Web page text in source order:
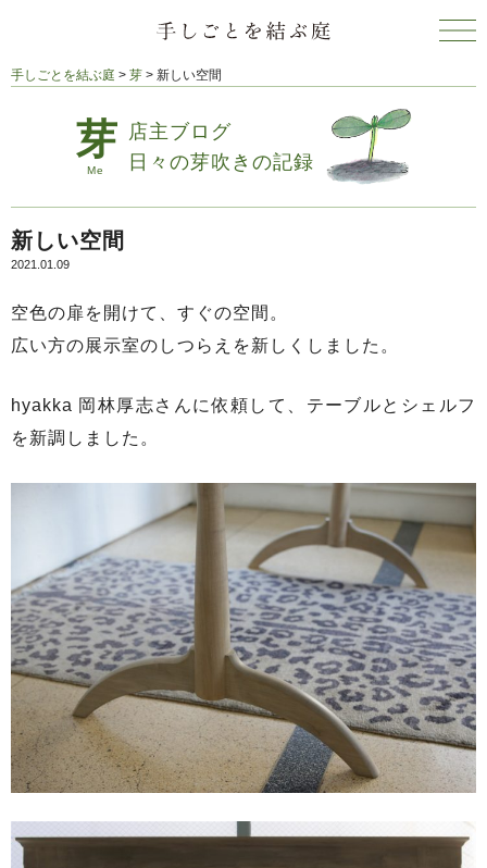
手しごとを結ぶ庭 > 芽 > 新しい空間
店主ブログ
日々の芽吹きの記録
新しい空間
2021.01.09
空色の扉を開けて、すぐの空間。
広い方の展示室のしつらえを新しくしました。
hyakka 岡林厚志さんに依頼して、テーブルとシェルフ
を新調しました。